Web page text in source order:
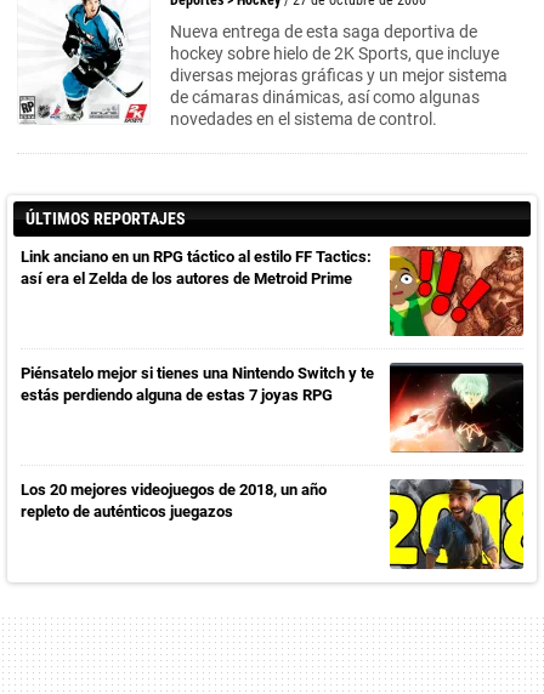
Nueva entrega de esta saga deportiva de
hockey sobre hielo de 2K Sports, que incluye
diversas mejoras gráficas y un mejor sistema
de cámaras dinámicas, así como algunas
novedades en el sistema de control.
ÚLTIMOS REPORTAJES
Link anciano en un RPG táctico al estilo FF Tactics:
así era el Zelda de los autores de Metroid Prime
Piénsatelo mejor si tienes una Nintendo Switch y te
estás perdiendo alguna de estas 7 joyas RPG
Los 20 mejores videojuegos de 2018, un año
repleto de auténticos juegazos